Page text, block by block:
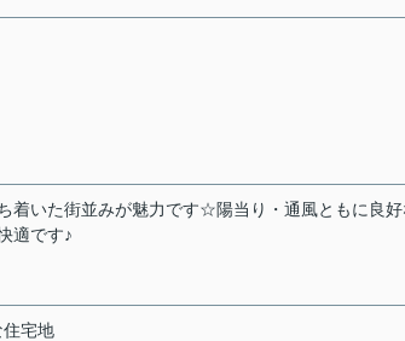
着いた街並みが魅力です☆陽当り・通風ともに良
適です♪
住宅地